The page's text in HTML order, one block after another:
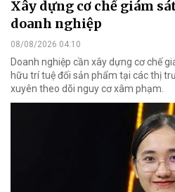
Xây dựng cơ chế giám
doanh nghiệp
08/08/2026 04:10
Doanh nghiệp cần xây dựng cơ chế
hữu trí tuệ đối sản phẩm tại các thị
xuyên theo dõi nguy cơ xâm phạm.